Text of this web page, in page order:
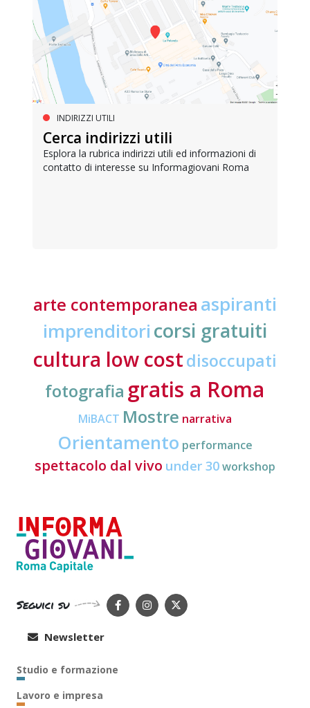
INDIRIZZI UTILI
Cerca indirizzi utili
Esplora la rubrica indirizzi utili ed informazioni di
contatto di interesse su Informagiovani Roma
arte contemporanea aspiranti
imprenditori corsi gratuiti
cultura low costdisoccupati
fotografia gratis a Roma
MiBACT Mostre narrativa
Orientamento performance
spettacolo dal vivo under 30workshop
Seguici su
Newsletter
Studio e formazione
Lavoro e impresa